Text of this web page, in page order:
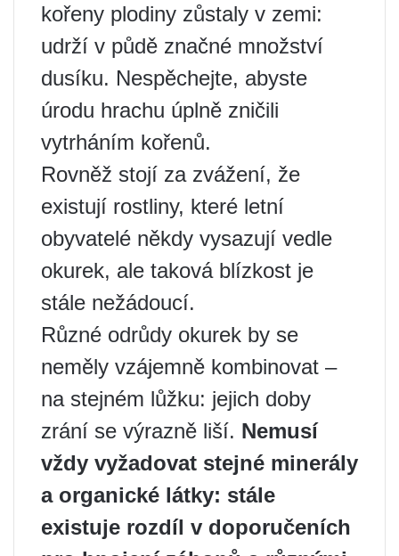
kořeny plodiny zůstaly v zemi:
udrží v půdě značné množství
dusíku. Nespěchejte, abyste
úrodu hrachu úplně zničili
vytrháním kořenů.
Rovněž stojí za zvážení, že
existují rostliny, které letní
obyvatelé někdy vysazují vedle
okurek, ale taková blízkost je
stále nežádoucí.
Různé odrůdy okurek by se
neměly vzájemně kombinovat –
na stejném lůžku: jejich doby
zrání se výrazně liší. Nemusí
vždy vyžadovat stejné minerály
a organické látky: stále
existuje rozdíl v doporučeních